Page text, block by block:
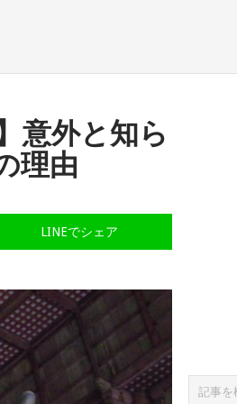
意外と知ら
理由
LINEでシェア